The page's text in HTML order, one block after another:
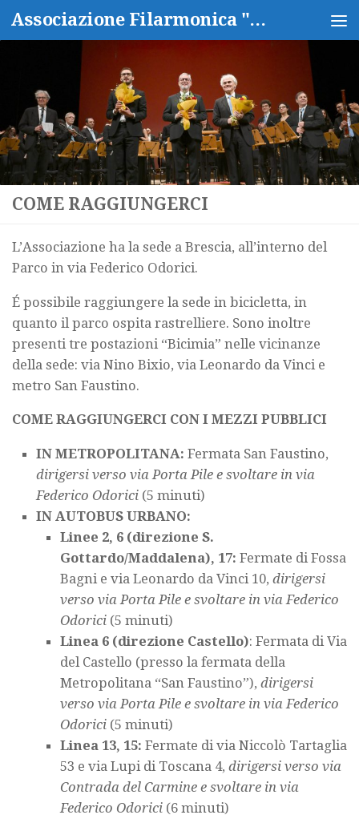
Salta al contenuto Associazione Filarmonica "Isidoro Capitanio"
COME RAGGIUNGERCI
L’Associazione ha la sede a Brescia, all’interno del
Parco in via Federico Odorici.
É possibile raggiungere la sede in bicicletta, in
quanto il parco ospita rastrelliere. Sono inoltre
presenti tre postazioni “Bicimia” nelle vicinanze
della sede: via Nino Bixio, via Leonardo da Vinci e
metro San Faustino.
COME RAGGIUNGERCI CON I MEZZI PUBBLICI
IN METROPOLITANA: Fermata San Faustino,
dirigersi verso via Porta Pile e svoltare in via
Federico Odorici (5 minuti)
IN AUTOBUS URBANO:
Linee 2, 6 (direzione S.
Gottardo/Maddalena), 17: Fermate di Fossa
Bagni e via Leonardo da Vinci 10, dirigersi
verso via Porta Pile e svoltare in via Federico
Odorici (5 minuti)
Linea 6 (direzione Castello): Fermata di Via
del Castello (presso la fermata della
Metropolitana “San Faustino”), dirigersi
verso via Porta Pile e svoltare in via Federico
Odorici (5 minuti)
Linea 13, 15: Fermate di via Niccolò Tartaglia
53 e via Lupi di Toscana 4, dirigersi verso via
Contrada del Carmine e svoltare in via
Federico Odorici (6 minuti)